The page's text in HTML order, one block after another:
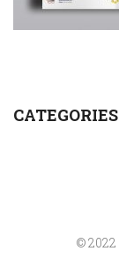
CATEGORIES
© 2022